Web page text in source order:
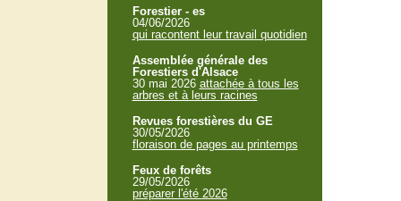
Forestier - es
04/06/2026
qui racontent leur travail quotidien
Assemblée générale des
Forestiers d'Alsace
30 mai 2026 attachée à tous les
arbres et à leurs racines
Revues forestières du GE
30/05/2026
floraison de pages au printemps
Feux de forêts
29/05/2026
préparer l'été 2026